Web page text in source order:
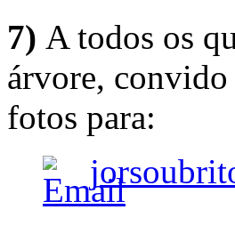
7) A todos os
árvore,
fotos para: